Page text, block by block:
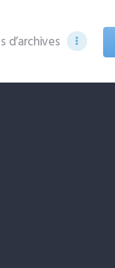
d’archives